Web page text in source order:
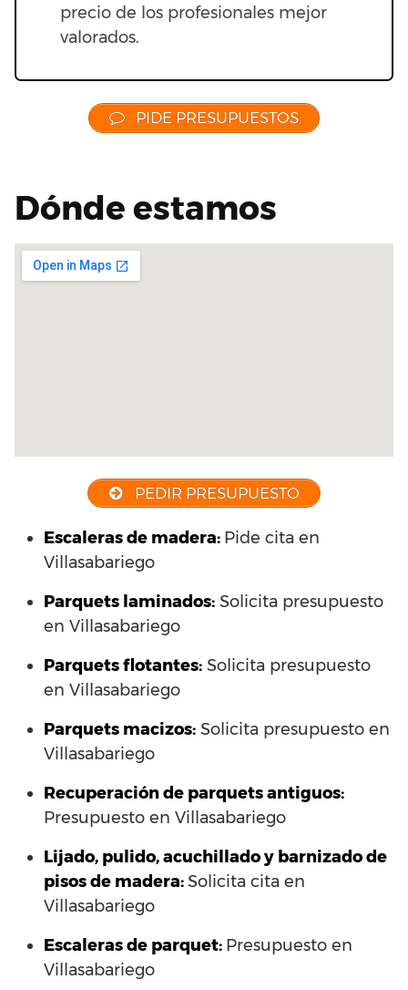
precio de los profesionales mejor
valorados.
PIDE PRESUPUESTOS
Dónde estamos
PEDIR PRESUPUESTO
Escaleras de madera: Pide cita en
Villasabariego
Parquets laminados: Solicita presupuesto
en Villasabariego
Parquets flotantes: Solicita presupuesto
en Villasabariego
Parquets macizos: Solicita presupuesto en
Villasabariego
Recuperación de parquets antiguos:
Presupuesto en Villasabariego
Lijado, pulido, acuchillado y barnizado de
pisos de madera:Solicita cita en
Villasabariego
Escaleras de parquet: Presupuesto en
Villasabariego